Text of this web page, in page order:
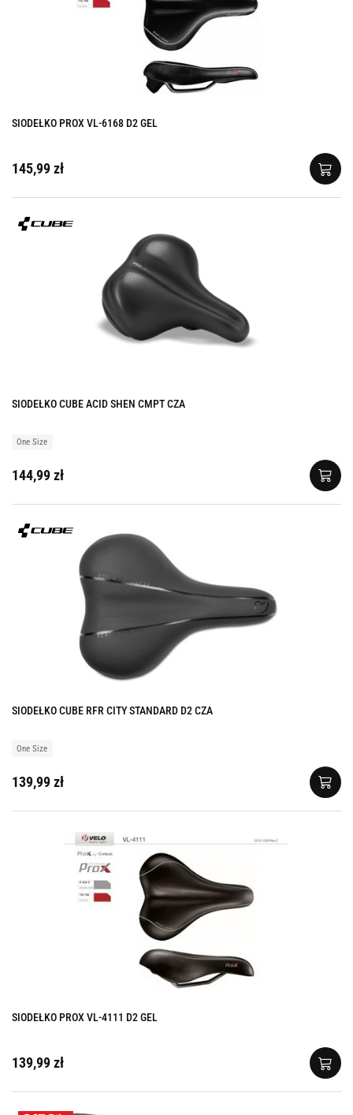
SIODEŁKO PROX VL-6168 D2 GEL
145,99 zł
SIODEŁKO CUBE ACID SHEN CMPT CZA
One Size
144,99 zł
SIODEŁKO CUBE RFR CITY STANDARD D2 CZA
One Size
139,99 zł
SIODEŁKO PROX VL-4111 D2 GEL
139,99 zł